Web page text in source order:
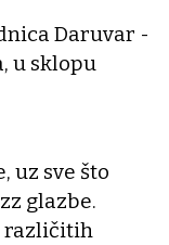
Daruvar -
u sklopu
uz sve što
glazbe.
različitih